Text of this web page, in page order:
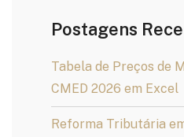
Postagens
Tabela de Preços de
CMED 2026 em Excel
Reforma Tributária